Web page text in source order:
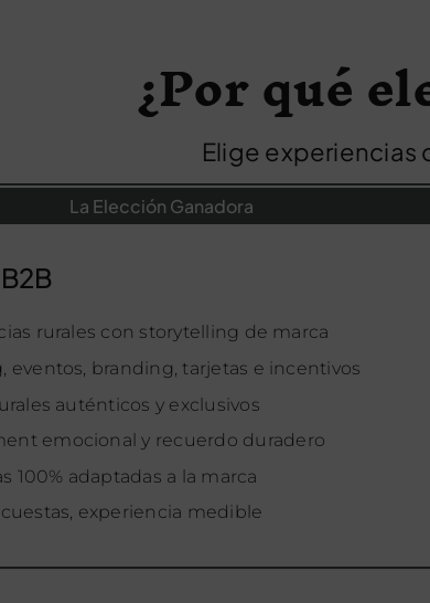
¿Por qué
Elige experiencias
La Elección Ganadora
rurales con storytelling de marca
eventos, branding, tarjetas e incentivos
auténticos y exclusivos
emocional y recuerdo duradero
100% adaptadas a la marca
experiencia medible